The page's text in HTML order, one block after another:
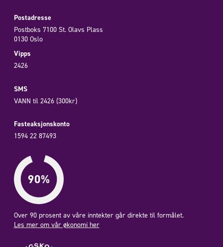
Postadresse
Postboks 7100 St. Olavs Plass
0130 Oslo
Vipps
2426
SMS
VANN til 2426 (300kr)
Fasteaksjonskonto
1594 22 87493
Over 90 prosent av våre inntekter går direkte til formålet.
Les mer om vår økonomi her